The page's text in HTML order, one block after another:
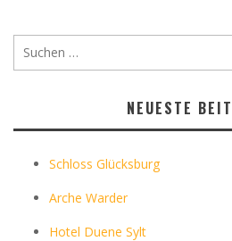
NEUESTE
Schloss Glücksburg
Arche Warder
Hotel Duene Sylt